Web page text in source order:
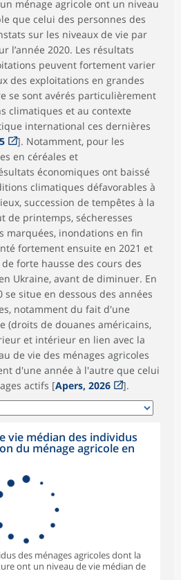
ménage agricole ont un niveau
que celui des personnes des
sur les niveaux de vie par
l’année 2020. Les résultats
peuvent fortement varier
des exploitations en grandes
se sont avérés particulièrement
climatiques et au contexte
international ces dernières
]. Notamment, pour les
en céréales et
économiques ont baissé
climatiques défavorables à
succession de tempêtes à la
de printemps, sécheresses
marquées, inondations en fin
fortement ensuite en 2021 et
forte hausse des cours des
Ukraine, avant de diminuer. En
situe en dessous des années
notamment du fait d'une
(droits de douanes américains,
et intérieur en lien avec la
de vie des ménages agricoles
d'une année à l'autre que celui
actifs [Apers, 2026 ].
vie médian des individus
du ménage agricole en
des ménages agricoles dont la
ont un niveau de vie médian de